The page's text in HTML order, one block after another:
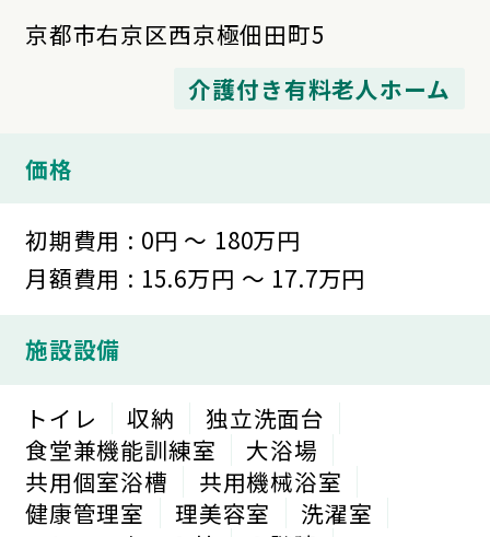
京都市右京区西京極佃田町5
介護付き有料老人ホーム
価格
初期費用 : 0円 ～ 180万円
月額費用 : 15.6万円 ～ 17.7万円
施設設備
トイレ 収納
独立洗面台
食堂兼機能訓練室
大浴場
共用個室浴槽
共用機械浴室
健康管理室
理美容室
洗濯室